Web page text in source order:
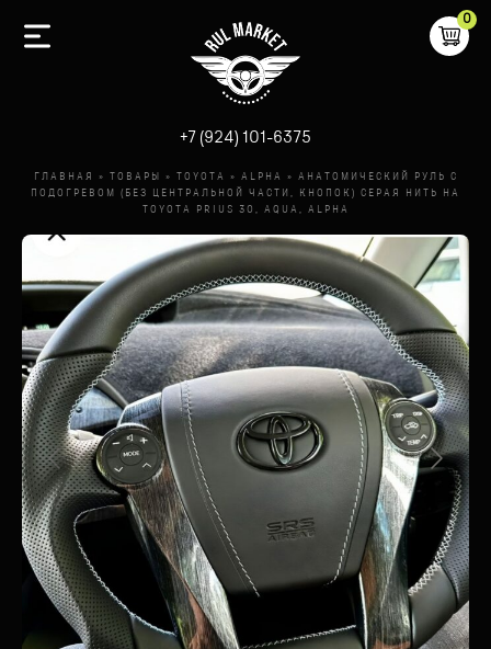
+7 (924) 101-6375
0
ГЛАВНАЯ » ТОВАРЫ » TOYOTA » ALPHA »
АНАТОМИЧЕСКИЙ РУЛЬ С
ПОДОГРЕВОМ (БЕЗ ЦЕНТРАЛЬНОЙ ЧАСТИ, КНОПОК) СЕРАЯ НИТЬ НА
TOYOTA PRIUS 30, AQUA, ALPHA